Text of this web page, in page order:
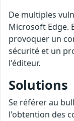
De multiples
Microsoft Edge.
provoquer un
sécurité et un
l'éditeur.
Solutions
Se référer au
l'obtention des